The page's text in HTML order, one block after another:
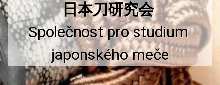
Společnost pro studium
japonského meče